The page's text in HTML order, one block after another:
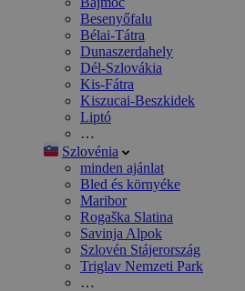
Besenyőfalu
Bélai-Tátra
Dunaszerdahely
Dél-Szlovákia
Kis-Fátra
Kiszucai-Beszkidek
Liptó
…
Szlovénia
minden ajánlat
Bled és környéke
Maribor
Rogaška Slatina
Savinja Alpok
Szlovén Stájerország
Triglav Nemzeti Park
…